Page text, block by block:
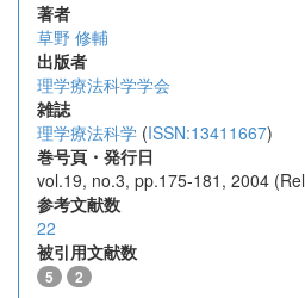
著者
草野 修輔
出版者
理学療法科学学会
雑誌
理学療法科学 (ISSN:13411667)
巻号頁・発行日
vol.19, no.3, pp.175-181, 2004
参考文献数
22
被引用文献数
5 2